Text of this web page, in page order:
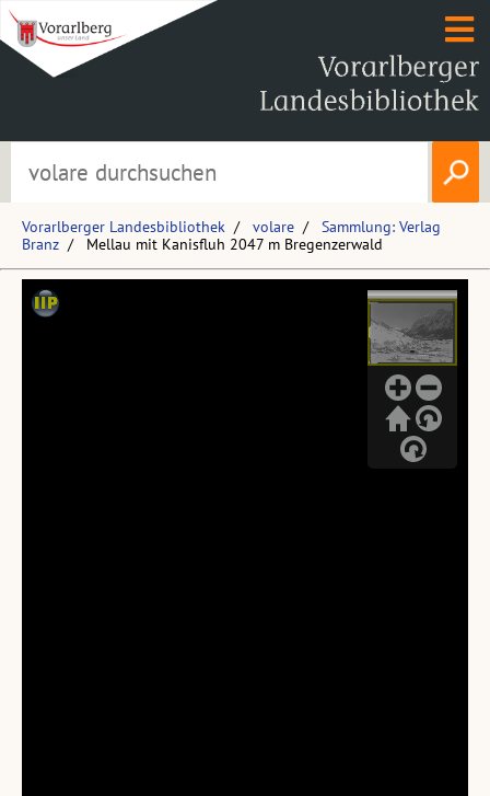
Vorarlberger Landesbibliothek volare
Sammlung: Verlag
Branz
Mellau mit Kanisfluh 2047 m Bregenzerwald